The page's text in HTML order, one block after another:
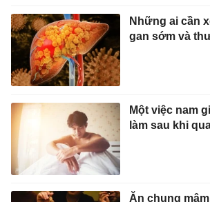
Những ai cần
gan sớm và
Một việc nam
làm sau khi
Ăn chung